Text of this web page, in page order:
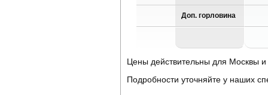
Доп. горловина
Цены действительны для Москвы и
Подробности уточняйте у наших